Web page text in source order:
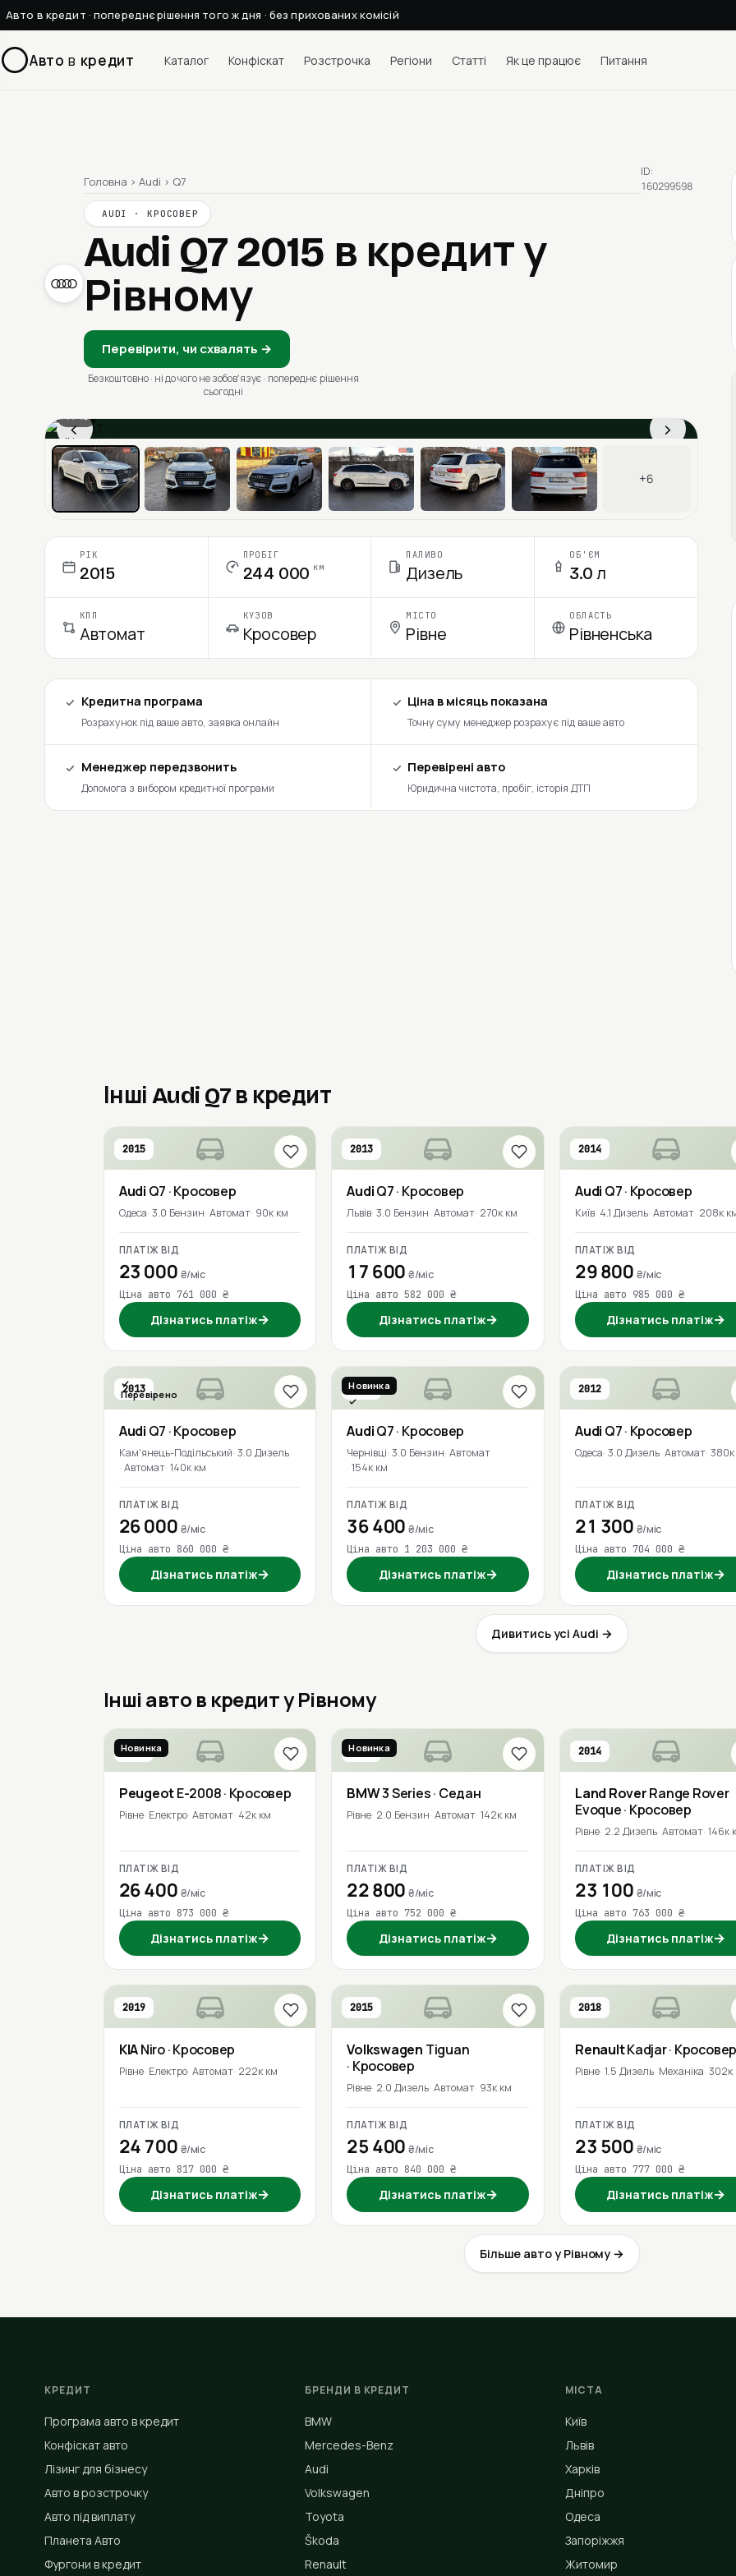
Авто в кредит · попереднє рішення того ж дня · без прихованих комісій
Авто в кредит Каталог Конфіскат Розстрочка Регіони Статті Як це працює Питання
Головна › Audi › Q7
AUDI · КРОСОВЕР
Audi Q7 2015 в кредит у
Рівному
Перевірити, чи схвалять →
Безкоштовно · ні до чого не зобовʼязує · попереднє рішення
сьогодні
ID:
160299598
‹ ›
1 / 13
Ціна в місяць
+6
РІК
2015
ПРОБІГ
244 000 км
ПАЛИВО
Дизель
ОБ'ЄМ
3.0 л
КПП
Автомат
КУЗОВ
Кросовер
МІСТО
Рівне
ОБЛАСТЬ
Рівненська
Кредитна програма
Розрахунок під ваше авто, заявка онлайн
Ціна в місяць показана
Точну суму менеджер розрахує під ваше авто
Менеджер передзвонить
Допомога з вибором кредитної програми
Перевірені авто
Юридична чистота, пробіг, історія ДТП
Інші Audi Q7 в кредит
2015
Audi Q7 · Кросовер
Одеса 3.0 Бензин Автомат 90к км
ПЛАТІЖ ВІД
23 000 ₴/міс
Ціна авто 761 000 ₴
Дізнатись платіж→
2013
AudiQ7· Кросовер
Львів 3.0 Бензин Автомат 270к км
ПЛАТІЖ ВІД
17 600₴/міс
Ціна авто 582 000 ₴
Дізнатись платіж→
2014
Audi Q7· Кросовер
Київ 4.1 Дизель Автомат 208к
ПЛАТІЖ ВІД
29 800 ₴/міс
Ціна авто 985 000 ₴
Дізнатись платіж→
2013
Перевірено
Audi Q7 · Кросовер
Кам'янець-Подільський 3.0 Дизель
Автомат 140к км
ПЛАТІЖ ВІД
26 000 ₴/міс
Ціна авто 860 000 ₴
Дізнатись платіж→
2017
Новинка
Перевірено
AudiQ7· Кросовер
Чернівці 3.0 Бензин Автомат
154к км
ПЛАТІЖ ВІД
36 400₴/міс
Ціна авто 1 203 000 ₴
Дізнатись платіж→
2012
Audi Q7· Кросовер
Одеса 3.0 Дизель Автомат
ПЛАТІЖ ВІД
21 300 ₴/міс
Ціна авто 704 000 ₴
Дізнатись платіж→
Дивитись усі Audi →
Інші авто в кредит у Рівному
2023
Новинка
PeugeotE-2008· Кросовер
Рівне Електро Автомат 42к км
ПЛАТІЖ ВІД
26 400 ₴/міс
Ціна авто 873 000 ₴
Дізнатись платіж→
2016
Новинка
BMW3 Series· Седан
Рівне 2.0 Бензин Автомат 142к км
ПЛАТІЖ ВІД
22 800₴/міс
Ціна авто 752 000 ₴
Дізнатись платіж→
2014
Land RoverRange Rover
Evoque· Кросовер
Рівне 2.2 Дизель Автомат 146к
ПЛАТІЖ ВІД
23 100 ₴/міс
Ціна авто 763 000 ₴
Дізнатись платіж→
2019
KIANiro· Кросовер
Рівне Електро Автомат 222к км
ПЛАТІЖ ВІД
24 700 ₴/міс
Ціна авто 817 000 ₴
Дізнатись платіж→
2015
Volkswagen Tiguan
· Кросовер
Рівне 2.0 Дизель Автомат 93к км
ПЛАТІЖ ВІД
25 400₴/міс
Ціна авто 840 000 ₴
Дізнатись платіж→
2018
RenaultKadjar·
Рівне 1.5 Дизель Механіка 302к
ПЛАТІЖ ВІД
23 500 ₴/міс
Ціна авто 777 000 ₴
Дізнатись платіж→
Більше авто у Рівному →
КРЕДИТ
Програма авто в кредит
Конфіскат авто
Лізинг для бізнесу
Авто в розстрочку
Авто під виплату
Планета Авто
Фургони в кредит
БРЕНДИ В КРЕДИТ
BMW
Mercedes-Benz
Audi
Volkswagen
Toyota
Škoda
Renault
МІСТА
Київ
Львів
Харків
Дніпро
Одеса
Запоріжжя
Житомир